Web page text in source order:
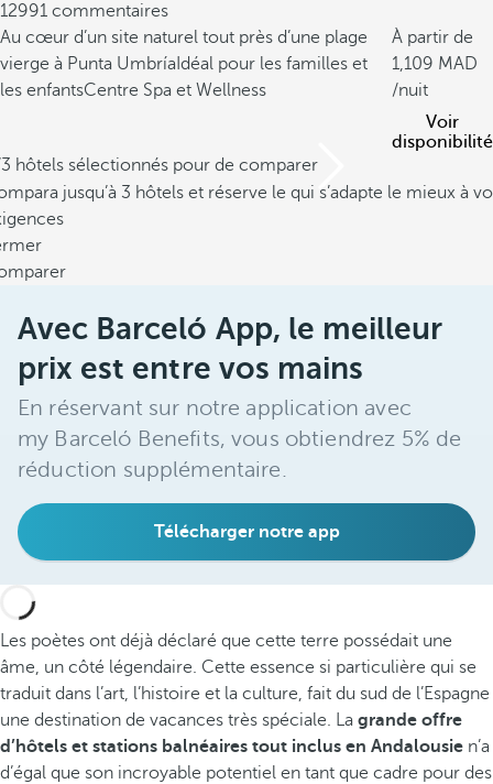
12991 commentaires
Au cœur d’un site naturel tout près d’une plage
vierge à Punta Umbría Idéal pour les familles et
les enfantsCentre Spa et Wellness
À partir de
1,109
/nuit
Voir
disponibilité
hôtels sélectionnés pour de comparer
jusqu’à 3 hôtels et réserve le qui s’adapte le mieux à
Avec Barceló App, le meilleur
prix est entre vos mains
En réservant sur notre application avec
my Barceló Benefits, vous obtiendrez 5% de
réduction supplémentaire.
Télécharger notre app
Les poètes ont déjà déclaré que cette terre possédait une
âme, un côté légendaire. Cette essence si particulière qui se
traduit dans l’art, l’histoire et la culture, fait du sud de l’Espagne
une destination de vacances très spéciale. La grande offre
d’hôtels et stations balnéaires tout inclus en Andalousie n’a
d’égal que son incroyable potentiel en tant que cadre pour des